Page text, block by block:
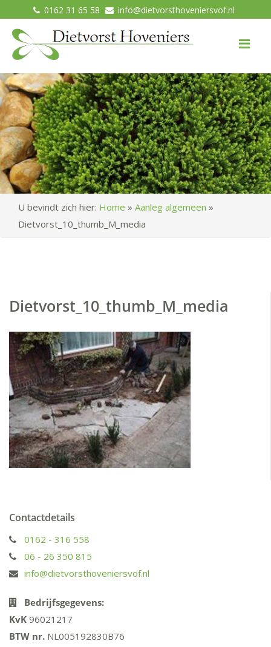
0162 31 65 58 info@dietvorsthoveniersvof.nl
U bevindt zich hier: Home » Aanleg algemeen »
Dietvorst_10_thumb_M_media
Dietvorst_10_thumb_M_media
Contactdetails
0162 - 316 558
06 - 26 350 815
info@dietvorsthoveniersvof.nl
Bedrijfsgegevens:
KvK 96021217
BTW nr. NL005192830B76